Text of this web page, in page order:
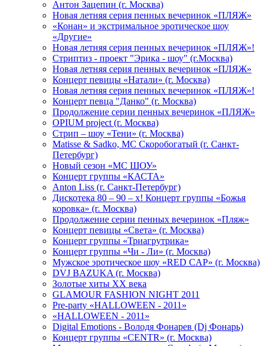
Антон Зацепин (г. Москва)
Новая летняя серия пенных вечеринок «ПЛЯЖ»
«Конан» и экстримальное эротическое шоу
«Другие»
Новая летняя серия пенных вечеринок «ПЛЯЖ»!
Стриптиз - проект "Эрика - шоу" (г.Москва)
Новая летняя серия пенных вечеринок «ПЛЯЖ»
Концерт певицы «Натали» (г. Москва)
Новая летняя серия пенных вечеринок «ПЛЯЖ»!
Концерт певца "Данко" (г. Москва)
Продолжение серии пенных вечеринок «ПЛЯЖ»
OPIUM project (г. Москва)
Стрип – шоу «Тени» (г. Москва)
Matissе & Sadko, MC Скоробогатый (г. Санкт-
Петербург)
Новый сезон «МС ШОУ»
Концерт группы «КАСТА»
Anton Liss (г. Санкт-Петербург)
Дискотека 80 – 90 – х! Концерт группы «Божья
коровка» (г. Москва)
Продолжение серии пенных вечеринок «Пляж»
Концерт певицы «Света» (г. Москва)
Концерт группы «Триагрутрика»
Концерт группы «Чи - Ли» (г. Москва)
Мужское эротическое шоу «RED CAP» (г. Москва)
DVJ BAZUKA (г. Москва)
Золотые хиты XX века
GLAMOUR FASHION NIGHT 2011
Pre-party «HALLOWEEN - 2011»
«HALLOWEEN - 2011»
Digital Emotions - Володя Фонарев (Dj Фонарь)
Концерт группы «CENTR» (г. Москва)